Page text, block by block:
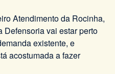
Atendimento da Rocinha,
Defensoria vai estar perto
existente, e
acostumada a fazer